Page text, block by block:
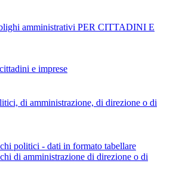
amministrativi PER CITTADINI E
e imprese
di amministrazione, di direzione o di
politici - dati in formato tabellare
di amministrazione di direzione o di